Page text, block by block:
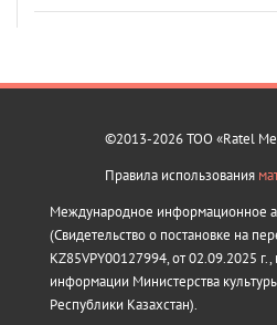
©2013-2026 ТОО «Ratel
Правила использования
Международное информационное
(Свидетельство о постановке на
KZ85VPY00127994, от 02.09.2025
информации Министерства
Республики Казахстан).